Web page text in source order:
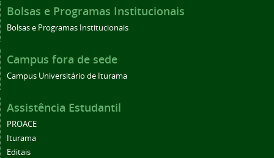
Bolsas e Programas Institucionais
Bolsas e Programas Institucionais
Campus fora de sede
Campus Universitário de Iturama
Assistência Estudantil
PROACE
Iturama
Editais